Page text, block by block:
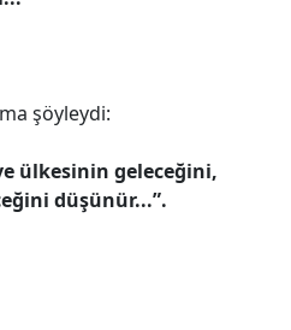
şöyleydi:
ülkesinin geleceğini,
düşünür...”.